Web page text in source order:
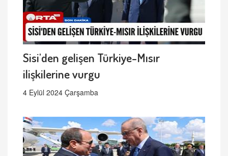
Sisi'den gelişen Türkiye-Mısır
ilişkilerine vurgu
4 Eylül 2024 Çarşamba